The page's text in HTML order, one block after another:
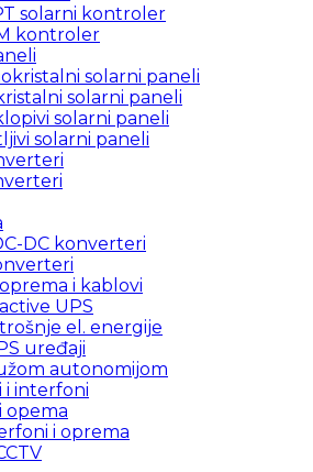
solarni kontroler
kontroler
solarni paneli
solarni paneli
solarni paneli
solarni paneli
DC konverteri
i kablovi
UPS
el. energije
uređaji
autonomijom
i interfoni
opema
i oprema